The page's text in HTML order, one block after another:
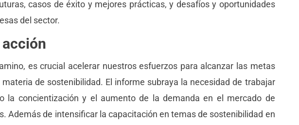
casos de éxito y mejores prácticas, y desafíos y oportunidades
del sector.
es crucial acelerar nuestros esfuerzos para alcanzar las metas
de sostenibilidad. El informe subraya la necesidad de trabajar
la concientización y el aumento de la demanda en el mercado de
Además de intensificar la capacitación en temas de sostenibilidad en